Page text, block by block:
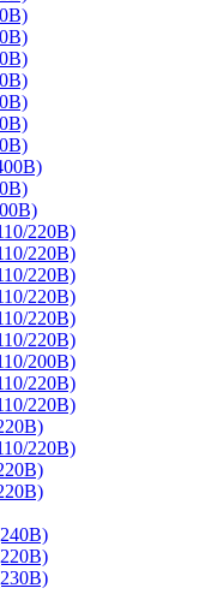
220B)
220B)
220B)
220B)
220B)
220B)
200B)
220B)
220B)
220B)